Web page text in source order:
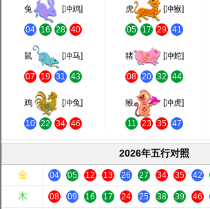
兔 [冲鸡]
04 16 28 40
虎 [冲猴]
05 17 29 41
鼠 [冲马]
07 19 31 43
猪 [冲蛇]
08 20 32 44
鸡 [冲兔]
10 22 34 46
猴 [冲虎]
11 23 35 47
2026年五行对照
金
04 05 12 13 26 27 34 35 42
木 08 09 16 17 24 25 38 39 46